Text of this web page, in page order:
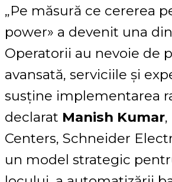
„Pe măsură ce cererea
power» a devenit una
Operatorii au nevoie de
avansată, serviciile și
susține implementarea
declarat Manish Kumar
Centers, Schneider
un model strategic